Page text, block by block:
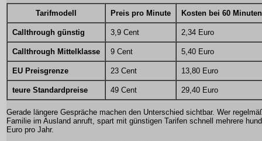
Tarifmodell Preis pro Minute Kosten bei 60 Minuten
Callthrough günstig 3,9 Cent 2,34 Euro
Callthrough Mittelklasse 9 Cent 5,40 Euro
EU Preisgrenze 23 Cent 13,80 Euro
teure Standardpreise 49 Cent 29,40 Euro
Gerade längere Gespräche machen den Unterschied sichtbar. Wer
Familie im Ausland anruft, spart mit günstigen Tarifen schnell mehrere
Euro pro Jahr.